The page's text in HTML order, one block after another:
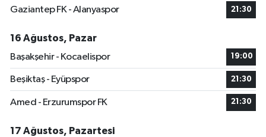
Gaziantep FK - Alanyaspor 21:30
16 Ağustos, Pazar
Başakşehir - Kocaelispor
19:00
Beşiktaş - Eyüpspor 21:30
Amed - Erzurumspor FK 21:30
17 Ağustos, Pazartesi